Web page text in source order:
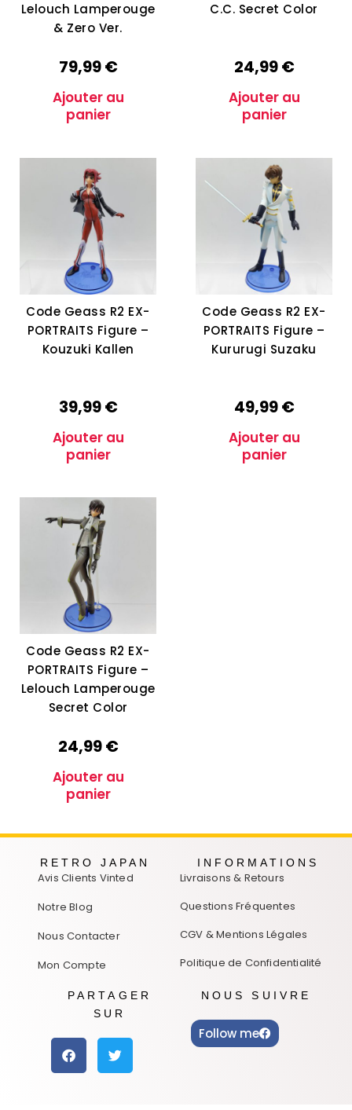
Lelouch Lamperouge
& Zero Ver.
79,99€
Ajouter au
panier
C.C. Secret Color
24,99€
Ajouter au
panier
Code Geass R2 EX-
PORTRAITS Figure –
Kouzuki Kallen
39,99€
Ajouter au
panier
Code Geass R2 EX-
PORTRAITS Figure –
Kururugi Suzaku
49,99€
Ajouter au
panier
Code Geass R2 EX-
PORTRAITS Figure –
Lelouch Lamperouge
Secret Color
24,99€
Ajouter au
panier
RETRO JAPAN
Avis Clients Vinted
Notre Blog
Nous Contacter
Mon Compte
INFORMATIONS
Livraisons & Retours
Questions Fréquentes
CGV & Mentions Légales
Politique de Confidentialité
PARTAGER
SUR
NOUS SUIVRE
Follow me